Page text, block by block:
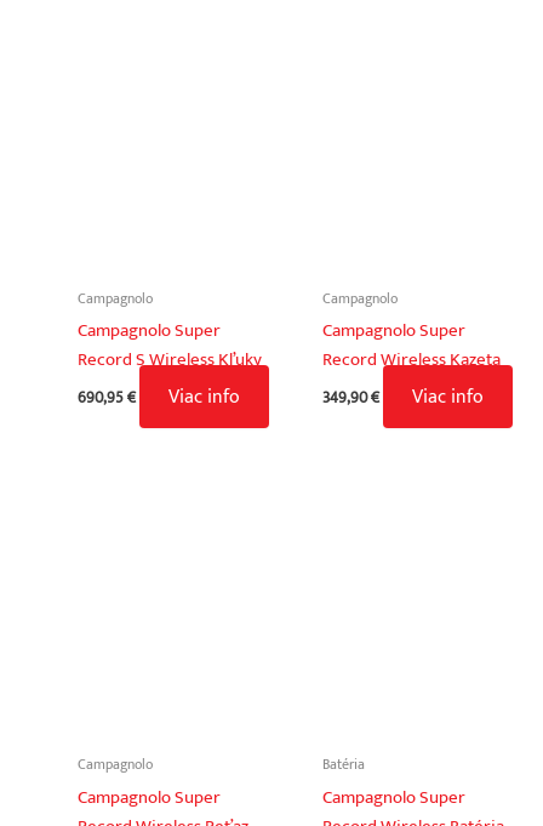
Campagnolo
Campagnolo Super
Record S Wireless Kľuky
690,95€ Viac info
Campagnolo
Campagnolo Super
Record Wireless Kazeta
349,90€ Viac info
Campagnolo
Campagnolo Super
Batéria
Campagnolo Super